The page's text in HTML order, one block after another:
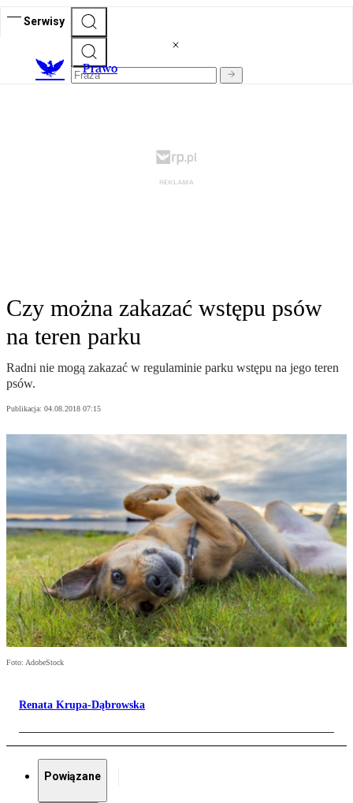
Serwisy
Prawo
Czy można zakazać wstępu psów
na teren parku
Radni nie mogą zakazać w regulaminie parku wstępu na jego teren
psów.
Publikacja: 04.08.2018 07:15
Foto: AdobeStock
Renata Krupa-Dąbrowska
Powiązane